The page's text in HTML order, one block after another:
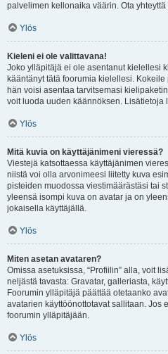
palvelimen kellonaika väärin. Ota
Ylös
Kieleni ei ole valittavana!
Joko ylläpitäjä ei ole asentanut kielellesi
kääntänyt tätä foorumia kielellesi.
hän voisi asentaa tarvitsemasi
voit luoda uuden käännöksen. Lisätietoja
Ylös
Mitä kuvia on käyttäjänimeni vieressä?
Viestejä katsottaessa käyttäjänimen
niistä voi olla arvonimeesi liitetty kuva
pisteiden muodossa viestimäärästäsi tai
yleensä isompi kuva on avatar ja on
jokaisella käyttäjällä.
Ylös
Miten asetan avataren?
Omissa asetuksissa, “Profiilin” alla, voit
neljästä tavasta: Gravatar, galleriasta,
Foorumin ylläpitäjä päättää otetaanko
avatarien käyttöönottotavat sallitaan. Jos
foorumin ylläpitäjään.
Ylös